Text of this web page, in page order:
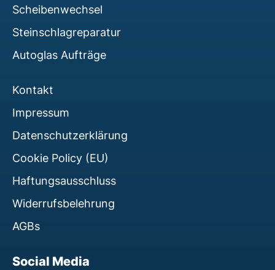
Scheibenwechsel
Steinschlagreparatur
Autoglas Aufträge
Kontakt
Impressum
Datenschutzerklärung
Cookie Policy (EU)
Haftungsausschluss
Widerrufsbelehrung
AGBs
Social Media